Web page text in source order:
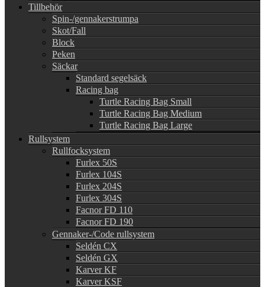
Tillbehör
Spin-/gennakerstrumpa
Skot/Fall
Block
Peken
Säckar
Standard segelsäck
Racing bag
Turtle Racing Bag Small
Turtle Racing Bag Medium
Turtle Racing Bag Large
Rullsystem
Rullfocksystem
Furlex 50S
Furlex 104S
Furlex 204S
Furlex 304S
Facnor FD 110
Facnor FD 190
Gennaker-/Code rullsystem
Seldén CX
Seldén GX
Karver KF
Karver KSF